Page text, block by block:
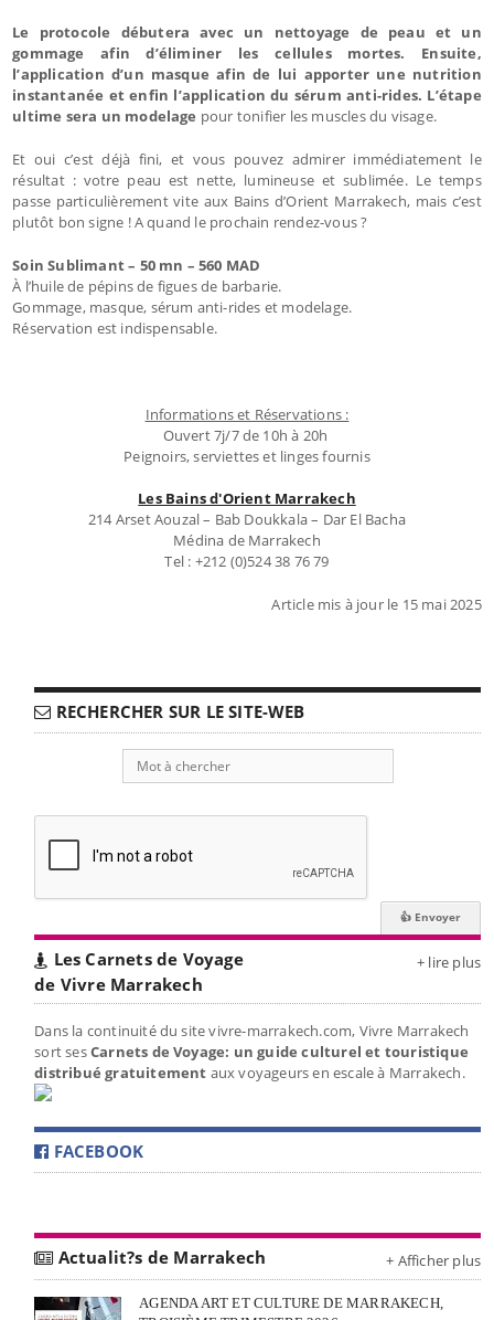
Le protocole débutera avec un nettoyage de peau et un
gommage afin d’éliminer les cellules mortes. Ensuite,
l’application d’un masque afin de lui apporter une nutrition
instantanée et enfin l’application du sérum anti-rides. L’étape
ultime sera un modelage pour tonifier les muscles du visage.
Et oui c’est déjà fini, et vous pouvez admirer immédiatement le
résultat : votre peau est nette, lumineuse et sublimée. Le temps
passe particulièrement vite aux Bains d’Orient Marrakech, mais c’est
plutôt bon signe ! A quand le prochain rendez-vous ?
Soin Sublimant – 50 mn – 560 MAD
À l’huile de pépins de figues de barbarie.
Gommage, masque, sérum anti-rides et modelage.
Réservation est indispensable.
Informations et Réservations :
Ouvert 7j/7 de 10h à 20h
Peignoirs, serviettes et linges fournis
Les Bains d'Orient Marrakech
214 Arset Aouzal – Bab Doukkala – Dar El Bacha
Médina de Marrakech
Tel : +212 (0)524 38 76 79
Article mis à jour le 15 mai 2025
RECHERCHER SUR LE SITE-WEB
Les Carnets de Voyage
de Vivre Marrakech
+ lire plus
Dans la continuité du site vivre-marrakech.com, Vivre Marrakech
sort sesCarnets de Voyage: un guide culturel et touristique
distribué gratuitement aux voyageurs en escale à Marrakech.
FACEBOOK
Actualit?s de Marrakech + Afficher plus
AGENDA ART ET CULTURE DE MARRAKECH,